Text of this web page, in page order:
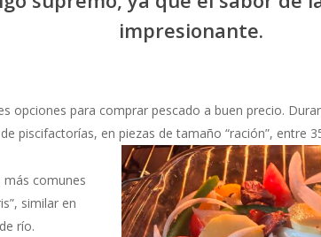
impresionante.
opciones para comprar pescado a buen precio.
piscifactorías, en piezas de tamaño “ración”, entre
más comunes
similar en
río.